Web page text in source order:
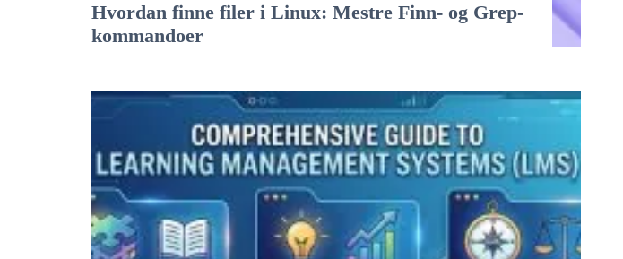
Hvordan finne filer i Linux: Mestre Finn- og Grep-
kommandoer